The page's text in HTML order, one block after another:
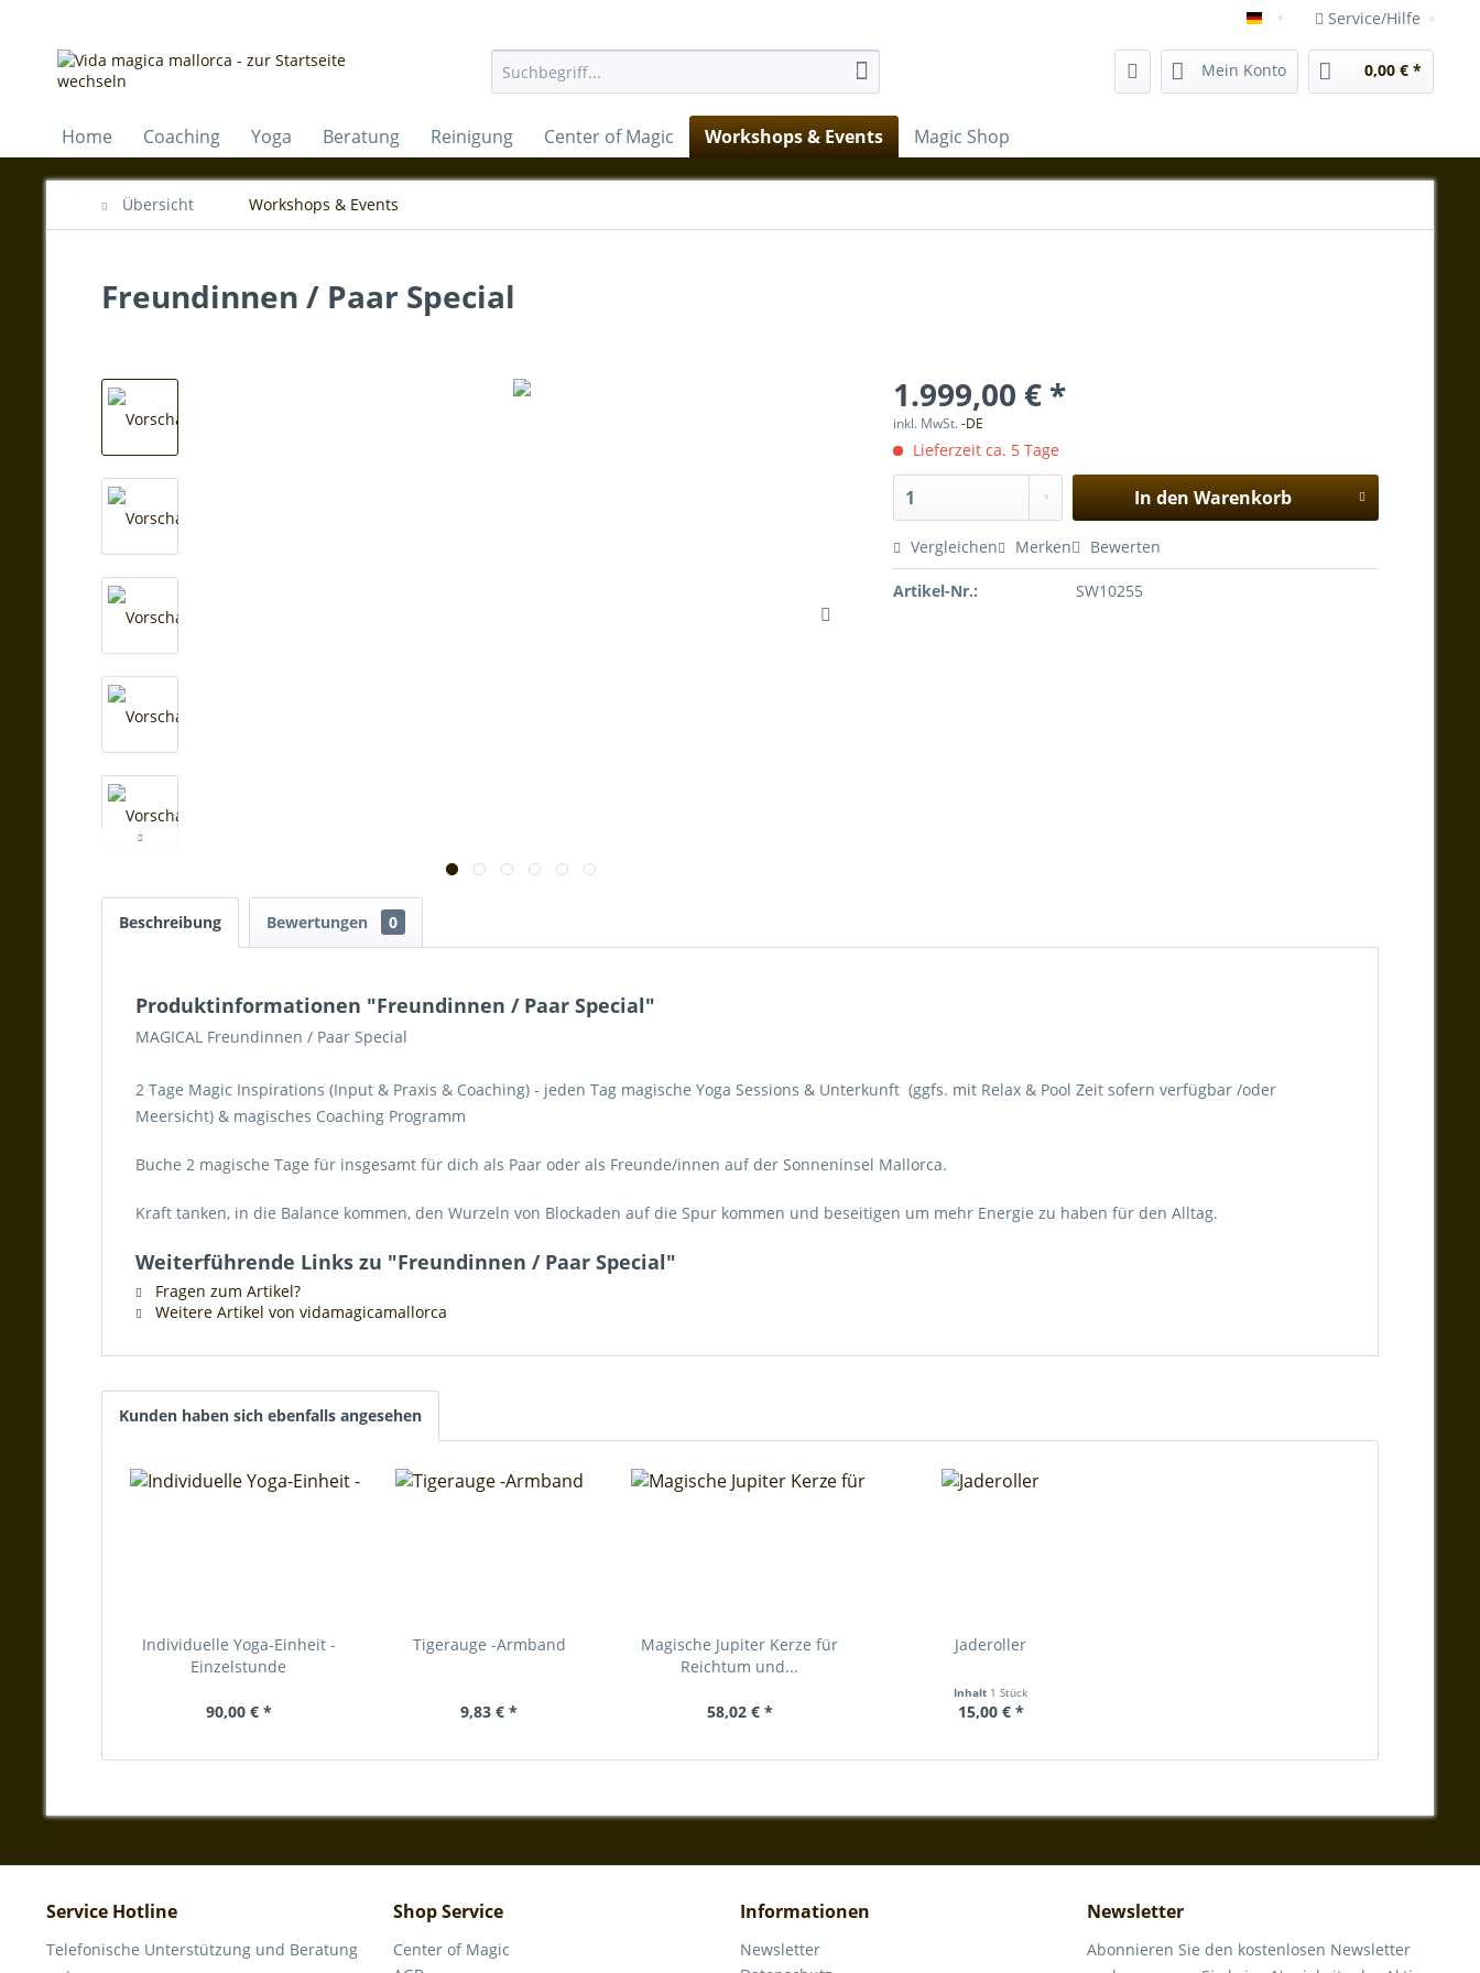
shop.vida-magica-
Service/Hilfe
Mein Konto 0,00 € *
Home Coaching Yoga Beratung Reinigung Center of Magic Workshops & Events Magic Shop
Übersicht Workshops & Events
Freundinnen / Paar Special
1.999,00 € *
inkl. MwSt.-DE
Lieferzeit ca. 5 Tage
In den Warenkorb
Vergleichen Merken Bewerten
Artikel-Nr.: SW10255
Beschreibung Bewertungen 0
Produktinformationen "Freundinnen / Paar Special"
MAGICAL Freundinnen / Paar Special
2 Tage Magic Inspirations (Input & Praxis & Coaching) - jeden Tag magische Yoga Sessions & Unterkunft (ggfs. mit Relax & Pool Zeit sofern verfügbar /oder
Meersicht) & magisches Coaching Programm
Buche 2 magische Tage für insgesamt für dich als Paar oder als Freunde/innen auf der Sonneninsel Mallorca.
Kraft tanken, in die Balance kommen, den Wurzeln von Blockaden auf die Spur kommen und beseitigen um mehr Energie zu haben für den Alltag.
Weiterführende Links zu "Freundinnen / Paar Special"
Fragen zum Artikel?
Weitere Artikel von vidamagicamallorca
Kunden haben sich ebenfalls angesehen
Individuelle Yoga-Einheit -
Einzelstunde
90,00 € *
Tigerauge -Armband
9,83 € *
Magische Jupiter Kerze für
Reichtum und...
58,02 € *
Jaderoller
Inhalt 1 Stück
15,00 € *
Service Hotline
Telefonische Unterstützung und Beratung
Shop Service
Center of Magic
Informationen
Newsletter
Newsletter
Abonnieren Sie den kostenlosen Newsletter